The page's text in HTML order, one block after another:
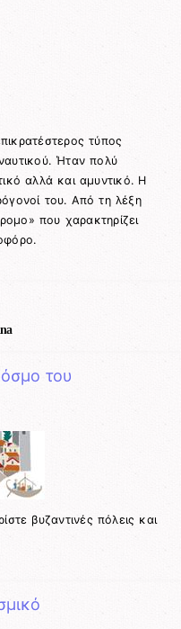
τύπος
Ήταν πολύ
αλλά και αμυντικό. Η
του. Από τη λέξη
που χαρακτηρίζει
του
βυζαντινές πόλεις και